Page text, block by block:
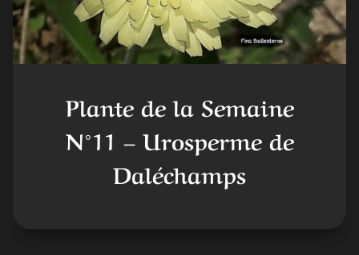
Plante de la Semaine
N°11 – Urosperme de
Daléchamps